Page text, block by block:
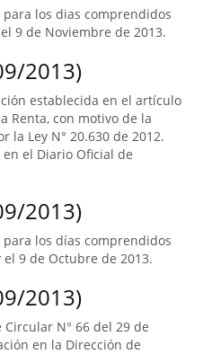
los dias comprendidos
9 de Noviembre de 2013.
2013)
establecida en el artículo
Renta, con motivo de la
Ley N° 20.630 de 2012.
el Diario Oficial de
2013)
los días comprendidos
9 de Octubre de 2013.
2013)
N° 66 del 29 de
en la Dirección de